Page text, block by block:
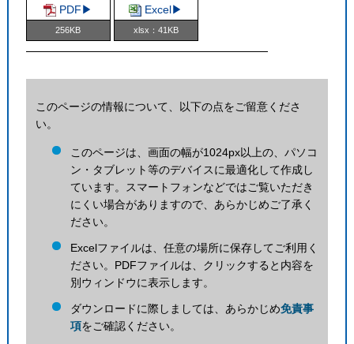
PDF▶︎
256KB
Excel▶︎
xlsx：41KB
このページの情報について、以下の点をご留意くださ
い。
このページは、画面の幅が1024px以上の、パソコ
ン・タブレット等のデバイスに最適化して作成し
ています。スマートフォンなどではご覧いただき
にくい場合がありますので、あらかじめご了承く
ださい。
Excelファイルは、任意の場所に保存してご利用く
ださい。PDFファイルは、クリックすると内容を
別ウィンドウに表示します。
ダウンロードに際しましては、あらかじめ免責事
項をご確認ください。